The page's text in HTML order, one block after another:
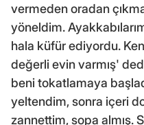
vermeden oradan
yöneldim.
hala küfür ediyordu.
değerli evin varmış'
beni tokatlamaya
yeltendim, sonra içeri
zannettim, sopa almış.